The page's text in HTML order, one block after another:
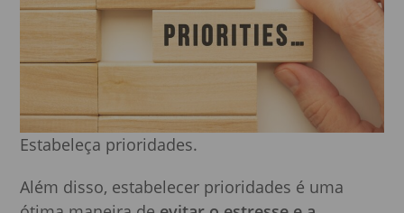
Estabeleça prioridades.
Além disso, estabelecer prioridades é uma